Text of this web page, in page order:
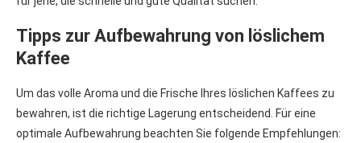
Tipps zur Aufbewahrung von löslichem
Kaffee
Um das volle Aroma und die Frische Ihres löslichen Kaffees zu
bewahren, ist die richtige Lagerung entscheidend. Für eine
optimale Aufbewahrung beachten Sie folgende Empfehlungen: